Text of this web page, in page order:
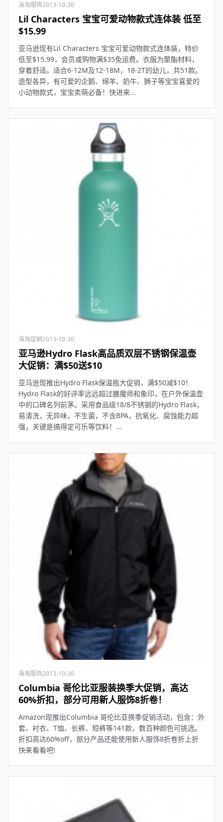
海淘服饰2013-10-30
Lil Characters 宝宝可爱动物款式连体装 低至
$15.99
亚马逊现有Lil Characters 宝宝可爱动物款式连体装，特价
低至$15.99，会员或购物满$35免运费。衣服为聚酯材料，
穿着舒适。适合6-12M及12-18M，18-2T的幼儿，共51款。
造型各异，有可爱的企鹅、绵羊、奶牛、狮子等宝宝喜爱的
小动物款式，宝宝卖萌必备！快进来...
海淘促销2013-10-30
亚马逊Hydro Flask高品质双层不锈钢保温壶
大促销：满$50送$10
亚马逊现推出Hydro Flask保温瓶大促销，满$50减$10！
Hydro Flask的好评率远远超过膳魔师和象印，在户外保温壶
中的口碑名列前茅。采用食品级18/8不锈钢的Hydro Flask，
易清洗，无异味，不生菌，不含BPA，抗氧化、腐蚀能力超
强，关键是搞得定可乐等饮料！...
海淘服饰2013-10-30
Columbia 哥伦比亚服装换季大促销，高达
60%折扣，部分可用新人服饰8折卷！
Amazon现推出Columbia 哥伦比亚换季促销活动，包含：外
套、衬衣、T恤、长裤、短裤等141款，数百种颜色可挑选。
折扣高达60%off，部分产品还能使用新人服饰8折卷折上折
快来看看吧!